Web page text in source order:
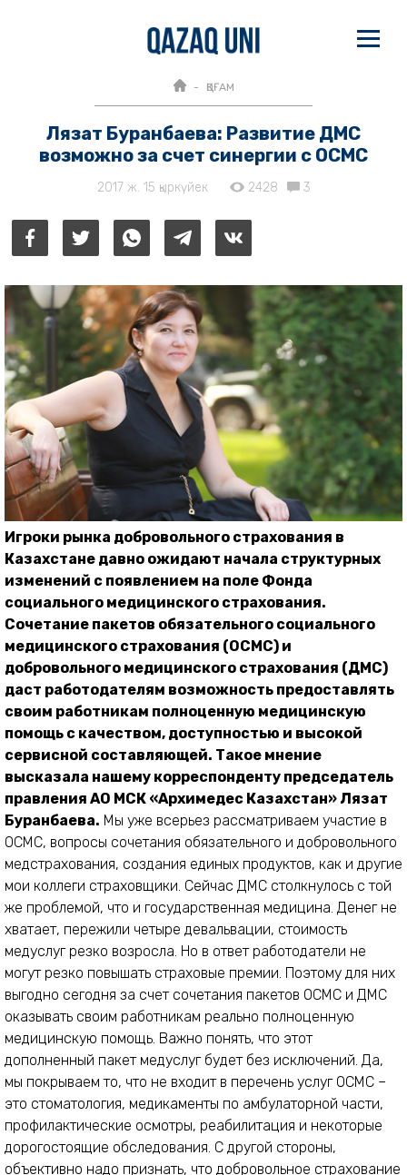
ҚОҒАМ
Лязат Буранбаева: Развитие ДМС
возможно за счет синергии с ОСМС
2017 ж. 15 қыркүйек 2428 3
Игроки рынка добровольного страхования в
Казахстане давно ожидают начала структурных
изменений с появлением на поле Фонда
социального медицинского страхования.
Сочетание пакетов обязательного социального
медицинского страхования (ОСМС) и
добровольного медицинского страхования (ДМС)
даст работодателям возможность предоставлять
своим работникам полноценную медицинскую
помощь с качеством, доступностью и высокой
сервисной составляющей. Такое мнение
высказала нашему корреспонденту председатель
правления АО МСК «Архимедес Казахстан» Лязат
Буранбаева. Мы уже всерьез рассматриваем участие в
ОСМС, вопросы сочетания обязательного и добровольного
медстрахования, создания единых продуктов, как и другие
мои коллеги страховщики. Сейчас ДМС столкнулось с той
же проблемой, что и государственная медицина. Денег не
хватает, пережили четыре девальвации, стоимость
медуслуг резко возросла. Но в ответ работодатели не
могут резко повышать страховые премии. Поэтому для них
выгодно сегодня за счет сочетания пакетов ОСМС и ДМС
оказывать своим работникам реально полноценную
медицинскую помощь. Важно понять, что этот
дополненный пакет медуслуг будет без исключений. Да,
мы покрываем то, что не входит в перечень услуг ОСМС –
это стоматология, медикаменты по амбулаторной части,
профилактические осмотры, реабилитация и некоторые
дорогостоящие обследования. С другой стороны,
объективно надо признать, что добровольное страхование